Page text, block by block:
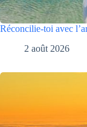
Réconcilie-toi avec
2 août 2026